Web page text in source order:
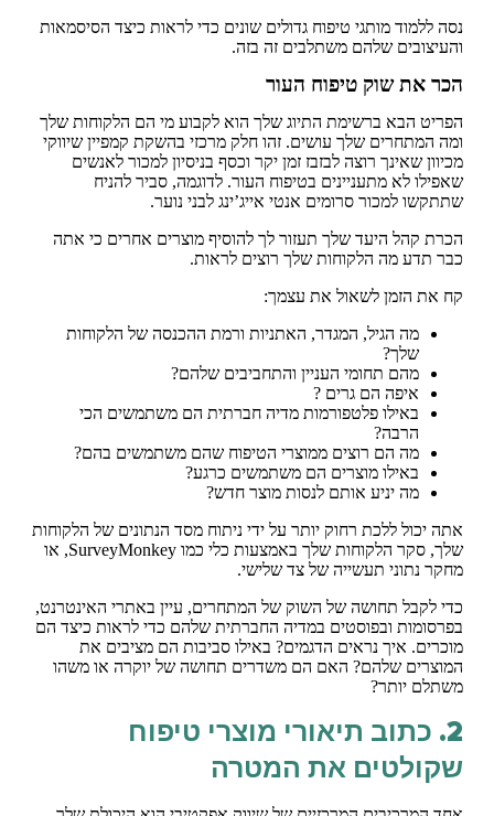
נסה ללמוד מותגי טיפוח גדולים שונים כדי לראות כיצד הסיסמאות
והעיצובים שלהם משתלבים זה בזה.
הכר את שוק טיפוח העור
הפריט הבא ברשימת התיוג שלך הוא לקבוע מי הם הלקוחות שלך
ומה המתחרים שלך עושים. זהו חלק מרכזי בהשקת קמפיין שיווקי
מכיוון שאינך רוצה לבזבז זמן יקר וכסף בניסיון למכור לאנשים
שאפילו לא מתעניינים בטיפוח העור. לדוגמה, סביר להניח
שתתקשו למכור סרומים אנטי אייג’ינג לבני נוער.
הכרת קהל היעד שלך תעזור לך להוסיף מוצרים אחרים כי אתה
כבר תדע מה הלקוחות שלך רוצים לראות.
קח את הזמן לשאול את עצמך:
מה הגיל, המגדר, האתניות ורמת ההכנסה של הלקוחות
שלך?
מהם תחומי העניין והתחביבים שלהם?
איפה הם גרים ?
באילו פלטפורמות מדיה חברתית הם משתמשים הכי
הרבה?
מה הם רוצים ממוצרי הטיפוח שהם משתמשים בהם?
באילו מוצרים הם משתמשים כרגע?
מה יניע אותם לנסות מוצר חדש?
אתה יכול ללכת רחוק יותר על ידי ניתוח מסד הנתונים של הלקוחות
שלך, סקר הלקוחות שלך באמצעות כלי כמו SurveyMonkey, או
מחקר נתוני תעשייה של צד שלישי.
כדי לקבל תחושה של השוק של המתחרים, עיין באתרי האינטרנט,
בפרסומות ובפוסטים במדיה החברתית שלהם כדי לראות כיצד הם
מוכרים. איך נראים הדגמים? באילו סביבות הם מציבים את
המוצרים שלהם? האם הם משדרים תחושה של יוקרה או משהו
משתלם יותר?
2. כתוב תיאורי מוצרי טיפוח
שקולטים את המטרה